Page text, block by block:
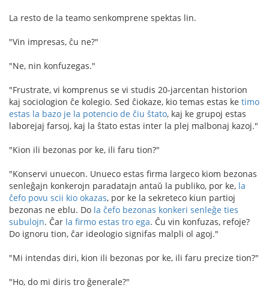
La resto de la teamo senkomprene spektas lin.
"Vin impresas, ĉu ne?"
"Ne, nin konfuzegas."
"Frustrate, vi komprenus se vi studis 20-jarcentan historion
kaj sociologion ĉe kolegio. Sed ĉiokaze, kio temas estas ke timo
estas la bazo je la potencio de ĉiu ŝtato, kaj ke grupoj estas
laborejaj farsoj, kaj la ŝtato estas inter la plej malbonaj kazoj."
"Kion ili bezonas por ke, ili faru tion?"
"Konservi unuecon. Unueco estas firma largeco kiom bezonas
senleĝajn konkerojn paradatajn antaŭ la publiko, por ke, la
ĉefo povu scii kio okazas, por ke la sekreteco kiun partioj
bezonas ne eblu. Do la ĉefo bezonas konkeri senleĝe ties
subulojn. Ĉar la firmo estas tro ega. Ĉu vin konfuzas, refoje?
Do ignoru tion, ĉar ideologio signifas malpli ol agoj."
"Mi intendas diri, kion ili bezonas por ke, ili faru precize tion?"
"Ho, do mi diris tro ĝenerale?"